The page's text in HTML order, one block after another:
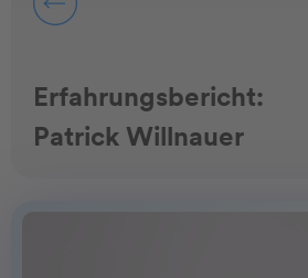
Erfahrungsbericht:
Patrick Willnauer